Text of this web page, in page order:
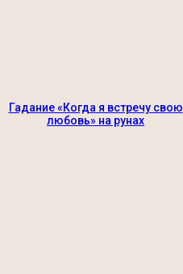
Гадание «Когда я встречу свою
любовь» на рунах